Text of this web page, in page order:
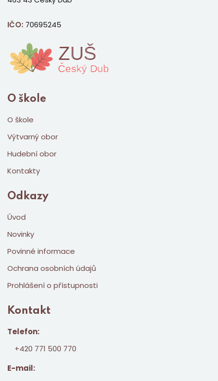
IČO: 70695245
O škole
O škole
Výtvarný obor
Hudební obor
Kontakty
Odkazy
Úvod
Novinky
Povinné informace
Ochrana osobních údajů
Prohlášení o přístupnosti
Kontakt
Telefon:
+420 771 500 770
E-mail: